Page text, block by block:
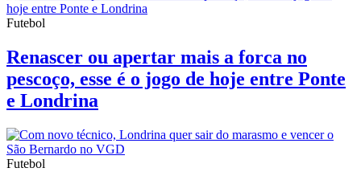
Futebol
Renascer ou apertar mais a forca no
pescoço, esse é o jogo de hoje entre Ponte
e Londrina
Futebol